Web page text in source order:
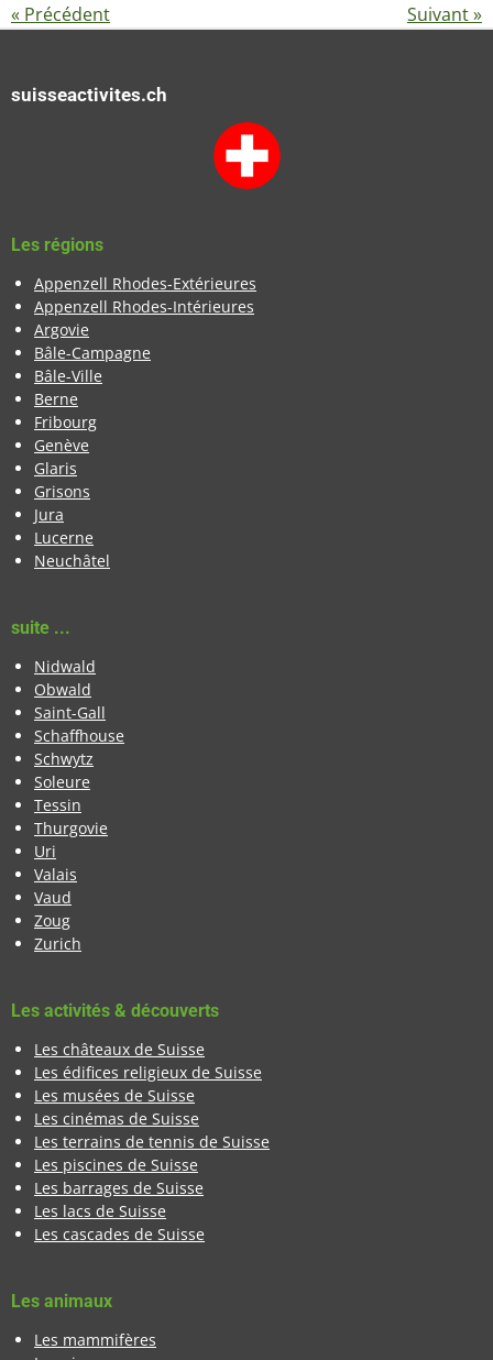
« Précédent Suivant»
suisseactivites.ch
Les régions
Appenzell Rhodes-Extérieures
Appenzell Rhodes-Intérieures
Argovie
Bâle-Campagne
Bâle-Ville
Berne
Fribourg
Genève
Glaris
Grisons
Jura
Lucerne
Neuchâtel
suite ...
Nidwald
Obwald
Saint-Gall
Schaffhouse
Schwytz
Soleure
Tessin
Thurgovie
Uri
Valais
Vaud
Zoug
Zurich
Les activités & découverts
Les châteaux de Suisse
Les édifices religieux de Suisse
Les musées de Suisse
Les cinémas de Suisse
Les terrains de tennis de Suisse
Les piscines de Suisse
Les barrages de Suisse
Les lacs de Suisse
Les cascades de Suisse
Les animaux
Les mammifères